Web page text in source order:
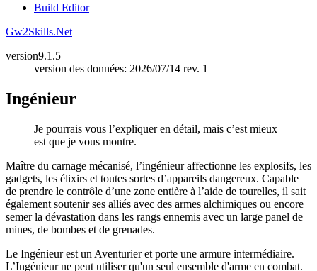
Build Editor
Gw2Skills.Net
version9.1.5
version des données: 2026/07/14 rev. 1
Ingénieur
Je pourrais vous l’expliquer en détail, mais c’est mieux
est que je vous montre.
Maître du carnage mécanisé, l’ingénieur affectionne les explosifs, les
gadgets, les élixirs et toutes sortes d’appareils dangereux. Capable
de prendre le contrôle d’une zone entière à l’aide de tourelles, il sait
également soutenir ses alliés avec des armes alchimiques ou encore
semer la dévastation dans les rangs ennemis avec un large panel de
mines, de bombes et de grenades.
Le Ingénieur est un Aventurier et porte une armure intermédiaire.
L’Ingénieur ne peut utiliser qu'un seul ensemble d'arme en combat.